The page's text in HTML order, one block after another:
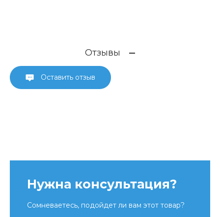
Отзывы
Оставить отзыв
Нужна консультация?
Сомневаетесь, подойдет ли вам этот товар?